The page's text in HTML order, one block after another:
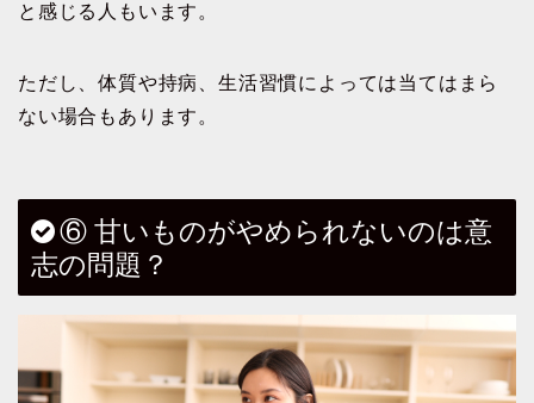
と感じる人もいます。
ただし、体質や持病、生活習慣によっては当てはまら
ない場合もあります。
⑥ 甘いものがやめられないのは意
志の問題？